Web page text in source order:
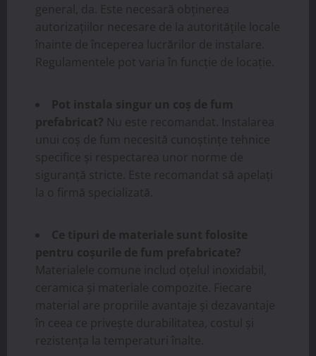
general, da. Este necesară obținerea
autorizațiilor necesare de la autoritățile locale
înainte de începerea lucrărilor de instalare.
Regulamentele pot varia în funcție de locație.
Pot instala singur un coș de fum
prefabricat? Nu este recomandat. Instalarea
unui coș de fum necesită cunoștințe tehnice
specifice și respectarea unor norme de
siguranță stricte. Este recomandat să apelați
la o firmă specializată.
Ce tipuri de materiale sunt folosite
pentru coșurile de fum prefabricate?
Materialele comune includ oțelul inoxidabil,
ceramica și materiale compozite. Fiecare
material are propriile avantaje și dezavantaje
în ceea ce privește durabilitatea, costul și
rezistența la temperaturi înalte.